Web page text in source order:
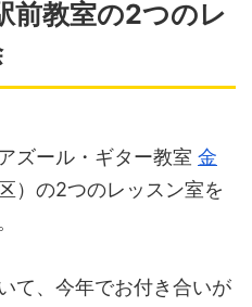
前教室の2つのレ
ズール・ギター教室 金
）の2つのレッスン室を
て、今年でお付き合いが